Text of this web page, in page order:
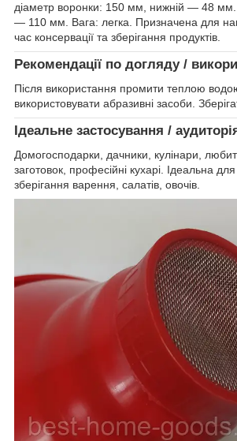
діаметр воронки: 150 мм, нижній — 48
— 110 мм. Вага: легка. Призначена для
час консервації та зберігання продуктів.
Рекомендації по догляду /
Після використання промити теплою
використовувати абразивні засоби.
Ідеальне застосування /
Домогосподарки, дачники, кулінари,
заготовок, професійні кухарі. Ідеальна для
зберігання варення, салатів, овочів.